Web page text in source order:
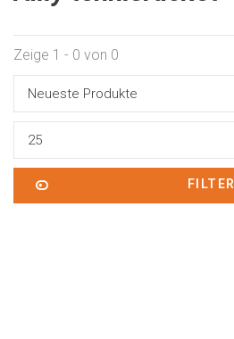
Zeige 1 - 0 von 0
Neueste Produkte
25
FILTER